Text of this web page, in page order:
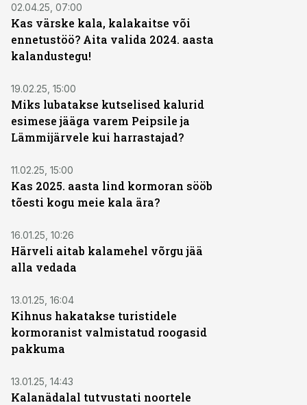
02.04.25, 07:00
Kas värske kala, kalakaitse või
ennetustöö? Aita valida 2024. aasta
kalandustegu!
19.02.25, 15:00
Miks lubatakse kutselised kalurid
esimese jääga varem Peipsile ja
Lämmijärvele kui harrastajad?
11.02.25, 15:00
Kas 2025. aasta lind kormoran sööb
tõesti kogu meie kala ära?
16.01.25, 10:26
Härveli aitab kalamehel võrgu jää
alla vedada
13.01.25, 16:04
Kihnus hakatakse turistidele
kormoranist valmistatud roogasid
pakkuma
13.01.25, 14:43
Kalanädalal tutvustati noortele